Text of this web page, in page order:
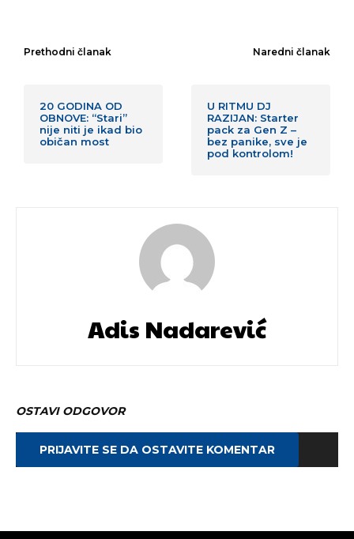
Prethodni članak
20 GODINA OD
OBNOVE: “Stari”
nije niti je ikad bio
običan most
Naredni članak
U RITMU DJ
RAZIJAN: Starter
pack za Gen Z –
bez panike, sve je
pod kontrolom!
Adis Nadarević
OSTAVI ODGOVOR
PRIJAVITE SE DA OSTAVITE KOMENTAR